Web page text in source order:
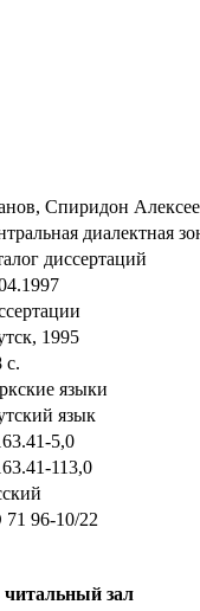
Спиридон
диалектная
диссертаций
1995
с.
языки
язык
5,0
113,0
71 96-10/22
читальный зал